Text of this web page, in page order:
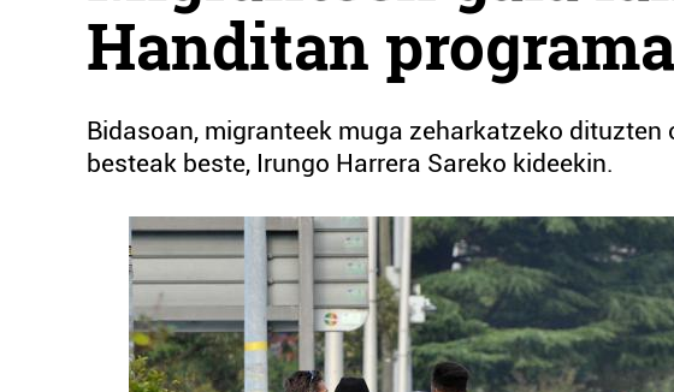
Handitan
Bidasoan, migranteek muga zeharkatzeko
besteak beste, Irungo Harrera Sareko kideekin.